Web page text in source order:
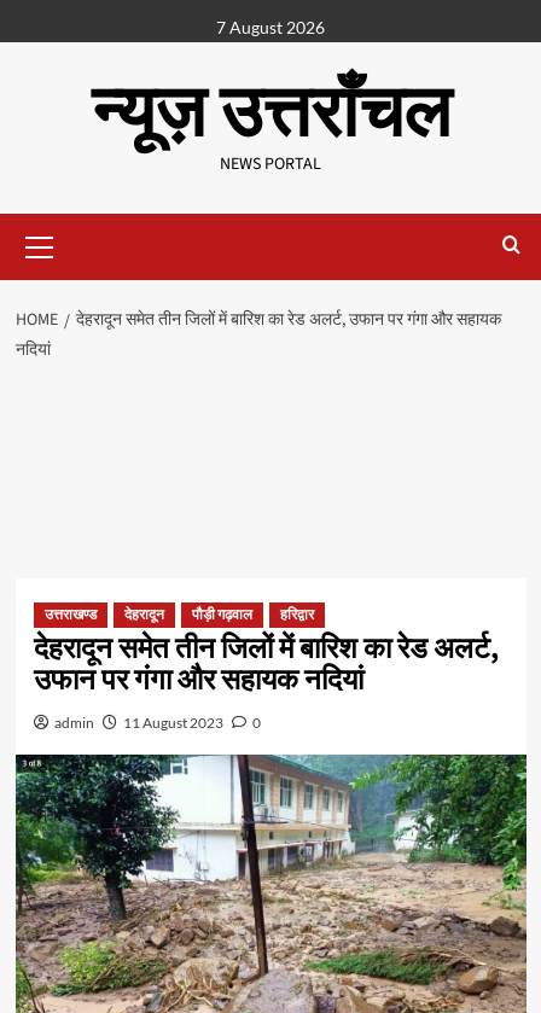
7 August 2026
न्यूज़ उत्तराँचल
NEWS PORTAL
HOME
देहरादून समेत तीन जिलों में बारिश का रेड अलर्ट, उफान पर गंगा और सहायक
नदियां
उत्तराखण्ड देहरादून पौड़ी गढ़वाल हरिद्वार
देहरादून समेत तीन जिलों में बारिश का रेड अलर्ट,
उफान पर गंगा और सहायक नदियां
admin 11 August 2023 0